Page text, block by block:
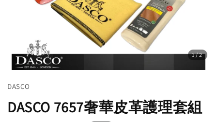
1/2
DASCO
DASCO 7657奢華皮革護理套組